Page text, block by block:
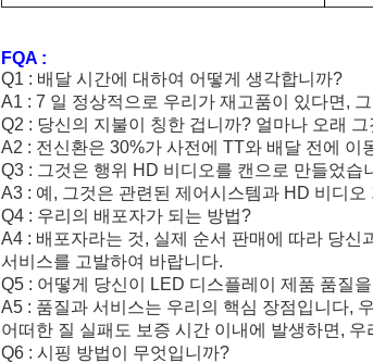
FQA :
Q1 : 배달 시간에 대하여 어떻게 생각합니까?
A1 : 7 일 정상적으로 우리가 재고품이 있다면,
Q2 : 당신의 지불이 칭한 겁니까? 얼마나 오래
A2 : 전신환은 30%가 사전에 TT와 배달 전에
Q3 : 그것은 행위 HD 비디오를 캔으로 만들었습
A3 : 예, 그것은 관련된 제어시스템과 HD 비디
Q4 : 우리의 배포자가 되는 방법?
A4 : 배포자라는 것, 실제 순서 판매에 따라 당
서비스를 고발하여 바랍니다.
Q5 : 어떻게 당신이 LED 디스플레이 제품 품질
A5 : 품질과 서비스는 우리의 핵심 장점입니다,
어떠한 질 실패도 보증 시간 이내에 발생하면,
Q6 : 시핑 방법이 무엇입니까?